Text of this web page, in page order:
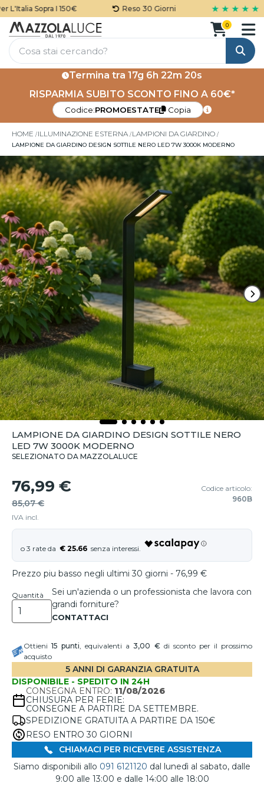
Sopra I 150€ Reso 30 Giorni ★ ★ ★ ★ ★
Cerca
0
Termina tra17g 6h 22m 19s
RISPARMIA SUBITO SCONTO FINO A 60€*
Codice:PROMOESTATE Copia
HOME ILLUMINAZIONE ESTERNA LAMPIONI DA GIARDINO
LAMPIONE DA GIARDINO DESIGN SOTTILE NERO LED 7W 3000K MODERNO
LAMPIONE DA GIARDINO DESIGN SOTTILE NERO
LED 7W 3000K MODERNO
SELEZIONATO DA MAZZOLALUCE
76,99 €
85,07 €
IVA incl.
Codice articolo:
960B
€ 25.66
Prezzo piu basso negli ultimi 30 giorni - 76,99 €
Quantità
Sei un'azienda o un professionista che lavora con
grandi forniture?
Ottieni15 punti, equivalenti a3,00 €di sconto per il prossimo
acquisto
5 ANNI DI GARANZIA GRATUITA
DISPONIBILE - SPEDITO IN 24H
CONSEGNA ENTRO: 11/08/2026
CHIUSURA PER FERIE:
CONSEGNE A PARTIRE DA SETTEMBRE.
SPEDIZIONE GRATUITA A PARTIRE DA 150€
RESO ENTRO 30 GIORNI
CHIAMACI PER RICEVERE ASSISTENZA
Siamo disponibili allo 091 6121120 dal lunedì al sabato, dalle
9:00 alle 13:00 e dalle 14:00 alle 18:00